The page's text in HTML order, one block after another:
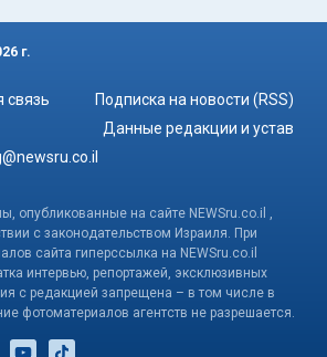
г.
связь
Подписка на новости (RSS)
Данные редакции и устав
опубликованные на сайте NEWSru.co.il ,
с законодательством Израиля. При
сайта гиперссылка на NEWSru.co.il
интервью, репортажей, эксклюзивных
с редакцией запрещена – в том числе в
фотоматериалов агентств не разрешается.